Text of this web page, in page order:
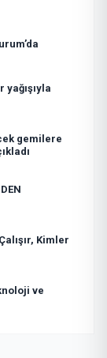
gemilere
Kimler
ve